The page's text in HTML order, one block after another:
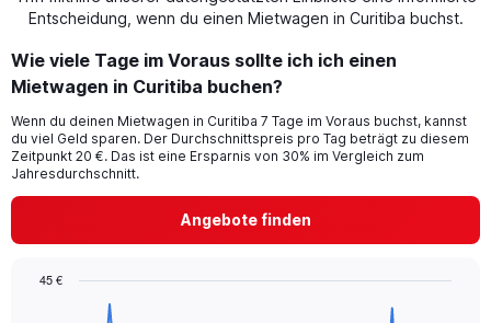
Entscheidung, wenn du einen Mietwagen in Curitiba buchst.
Wie viele Tage im Voraus sollte ich ich einen
Mietwagen in Curitiba buchen?
Wenn du deinen Mietwagen in Curitiba 7 Tage im Voraus buchst, kannst
du viel Geld sparen. Der Durchschnittspreis pro Tag beträgt zu diesem
Zeitpunkt 20 €. Das ist eine Ersparnis von 30% im Vergleich zum
Jahresdurchschnitt.
Angebote finden
45 €